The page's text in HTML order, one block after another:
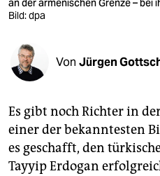
shop
fragen & hilfe
unterstützen
genossenschaft
epaper login
an der armenischen Grenze – bei
Bild: dpa
Von Jürgen
Es gibt noch Richter in
einer der bekanntesten
es geschafft, den
Tayyip Erdogan